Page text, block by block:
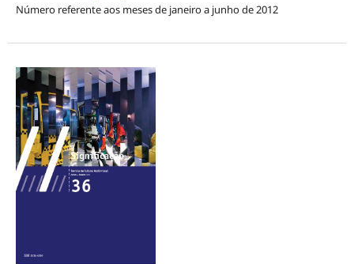
Número referente aos meses de janeiro a junho de 2012